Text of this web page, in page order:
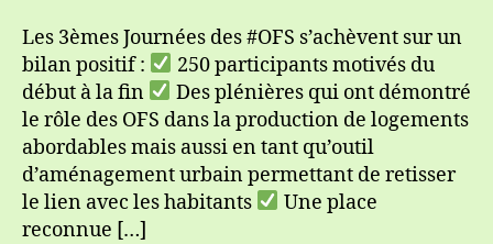
pour
3èmes
Journées
des
OFS
Les 3èmes Journées des #OFS s’achèvent sur un
bilan positif :
250 participants motivés du
début à la fin
Des plénières qui ont démontré
le rôle des OFS dans la production de logements
abordables mais aussi en tant qu’outil
d’aménagement urbain permettant de retisser
le lien avec les habitants
Une place
reconnue […]